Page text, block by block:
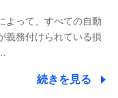
おいて個人情報の取
よって、すべての自動
義務付けられている損
続きを見る